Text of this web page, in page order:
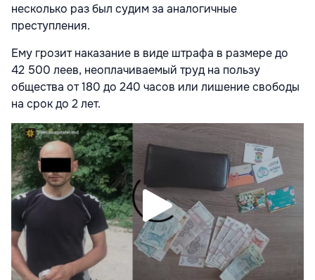
несколько раз был судим за аналогичные
преступления.
Ему грозит наказание в виде штрафа в размере до
42 500 леев, неоплачиваемый труд на пользу
общества от 180 до 240 часов или лишение свободы
на срок до 2 лет.